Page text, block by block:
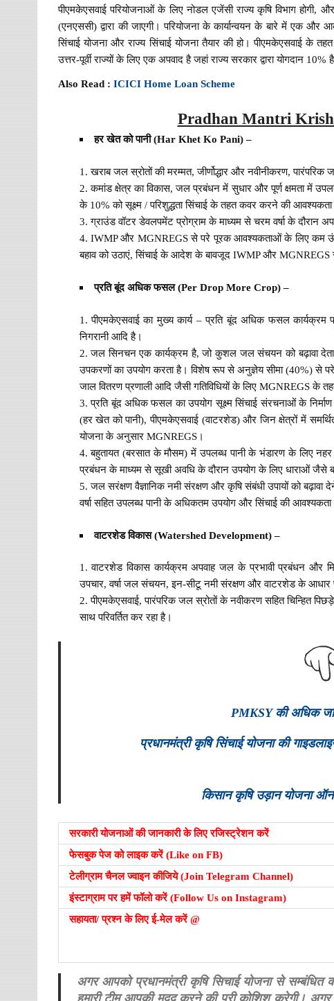
पीएमकेएसवाई परियोजनाओं के लिए नोडल एजेंसी राज्य कृषि विभाग होगी,
(एनएससी) द्वारा की जाएगी। परियोजना के कार्यान्वयन के बारे में एक और
सिंचाई योजना और राज्य सिंचाई योजना तैयार की हो। पीएमकेएसवाई के
उत्तर-पूर्वी राज्यों के लिए एक अपवाद है जहां राज्य सरकार द्वारा योगदान 10%
Also Read :ICICI Home Loan Scheme
Pradhan Mantri
हर खेत को पानी (Har Khet Ko Pani) –
खराब जल स्रोतों की मरम्मत, जीर्णोद्धार और नवीनीकरण,
कमांड क्षेत्र का विकास, जल प्रबंधन में सुधार और पूर्ण क्षमता में
के 10% को सूक्ष्म / परिशुद्धता सिंचाई के तहत कवर करने की आवश्यकता
ग्राउंड वॉटर डेवलपमेंट प्रोग्राम के माध्यम से चरम वर्षा के दौरान
IWMP और MGNREGS से परे पूरक आवश्यकताओं के लिए कम
बहाव को उठाएं, सिंचाई के आदेश के बावजूद IWMP और
प्रति बूंद अधिक फसल (Per Drop More Crop) –
पीएमकेएसवाई का मुख्य कार्य – प्रति बूंद अधिक फसल कार्यक्रम
निगरानी आदि है।
जल सिनचन एक कार्यक्रम है, जो कुशल जल संचयन को बढ़ावा
उपकरणों का उपयोग करता है। विशेष रूप से अनुज्ञेय सीमा (40%) से
जाल वितरण प्रणाली आदि जैसी गतिविधियों के लिए MGNREGS के
प्रति बूंद अधिक फसल का उपयोग सूक्ष्म सिंचाई संरचनाओं के
(हर खेत को पानी), पीएमकेएसवाई (वाटरशेड) और जिन क्षेत्रों में
योजना के अनुसार MGNREGS।
बहुतायत (बरसात के मौसम) में उपलब्ध पानी के भंडारण के लिए
प्रबंधन के माध्यम से सूखी अवधि के दौरान उपयोग के लिए धाराओं जैसे
जल सरंक्षण वैज्ञानिक नमी संरक्षण और कृषि संबंधी उपायों को
वर्षा सहित उपलब्ध पानी के अधिकतम उपयोग और सिंचाई की
वाटरशेड विकास (Watershed Development) –
वाटरशेड विकास कार्यक्रम अपवाह जल के प्रभावी प्रबंधन और
उपचार, वर्षा जल संचयन, इन-सीटू नमी संरक्षण और वाटरशेड के आधार
पीएमकेएसवाई, पारंपरिक जल स्रोतों के नवीकरण सहित चिन्हित
साथ परिवर्तित कर रहा है।
PMKSY की अधिक
प्रधानमंत्री कृषि सिंचाई योजना की
किसान कृषि उड़ान योजना
सरकारी योजनाओं की जानकारी के लिए रजिस्ट्रेशन करें
फेसबुक पेज को लाइक करें (Like on FB)
टेलीग्राम चैनल ज्वाइन कीजिये (Join Telegram Channel)
इंस्टाग्राम पर हमें फॉलो करें (Follow Us on Instagram)
सहायता/ प्रश्न के लिए ई-मेल करें @
अगर आपको प्रधानमंत्री कृषि सिचाई योजना से